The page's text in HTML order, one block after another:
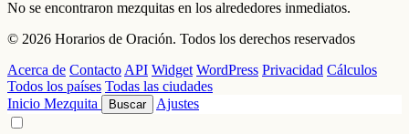
No se encontraron mezquitas en los alrededores inmediatos.
© 2026 Horarios de Oración. Todos los derechos reservados
Acerca de ContactoAPI Widget WordPress Privacidad Cálculos
Todos los países Todas las ciudades
Inicio Mezquita Buscar Ajustes